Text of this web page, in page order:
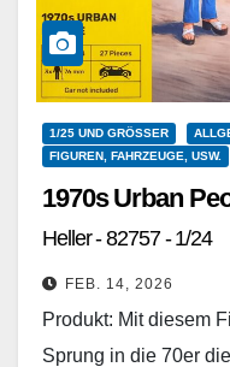
1/25 UND GRÖSSER
FIGUREN, FAHRZEUGE, USW.
1970s Urban
Heller - 82757 - 1/24
FEB. 14, 2026
Produkt: Mit diesem
Sprung in die 70er